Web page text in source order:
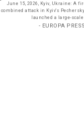
June 15, 2026, Kyiv, Ukraine: A
combined attack in Kyiv's
launched a large-
- EUROPA